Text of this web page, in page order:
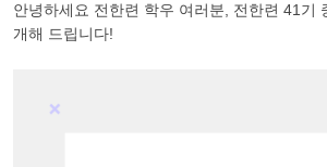
안녕하세요 전한련 학우 여러분, 전한련 41기
개해 드립니다!